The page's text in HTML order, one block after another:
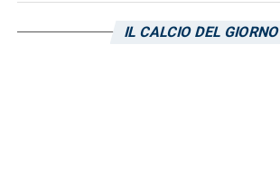
promozione al club isolano.
IL CALCIO DEL GIORNO